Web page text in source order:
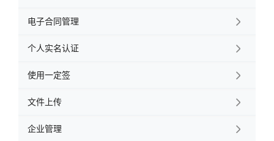
电子合同管理 
个人实名认证 
使用一定签 
文件上传 
企业管理 